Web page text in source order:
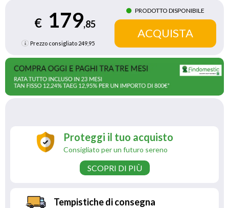
€ 179,85
Prezzo consigliato 249,95
PRODOTTO DISPONIBILE
Proteggi il tuo acquisto
Consigliato per un futuro sereno
SCOPRI DI PIÙ
Tempistiche di consegna